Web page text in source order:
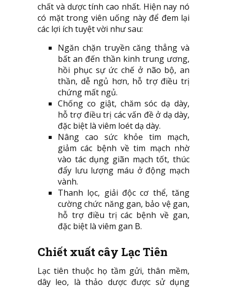
chất và dược tính cao nhất. Hiện nay nó
có mặt trong viên uống này để đem lại
các lợi ích tuyệt vời như sau:
Ngăn chặn truyền căng thẳng và
bất an đến thần kinh trung ương,
hồi phục sự ức chế ở não bộ, an
thần, dễ ngủ hơn, hỗ trợ điều trị
chứng mất ngủ.
Chống co giật, chăm sóc dạ dày,
hỗ trợ điều trị các vấn đề ở dạ dày,
đặc biệt là viêm loét dạ dày.
Nâng cao sức khỏe tim mạch,
giảm các bệnh về tim mạch nhờ
vào tác dụng giãn mạch tốt, thúc
đẩy lưu lượng máu ở động mạch
vành.
Thanh lọc, giải độc cơ thể, tăng
cường chức năng gan, bảo vệ gan,
hỗ trợ điều trị các bệnh về gan,
đặc biệt là viêm gan B.
Chiết xuất cây Lạc Tiên
Lạc tiên thuộc họ tầm gửi, thân mềm,
dây leo, là thảo dược được sử dụng